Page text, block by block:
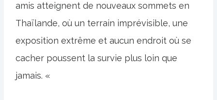
amis atteignent de nouveaux sommets en
Thaïlande, où un terrain imprévisible, une
exposition extrême et aucun endroit où se
cacher poussent la survie plus loin que
jamais. «